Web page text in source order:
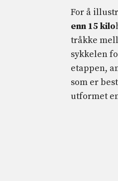
For å
enn 15 kilo
tråkke
sykkelen
etappen,
som er
utformet